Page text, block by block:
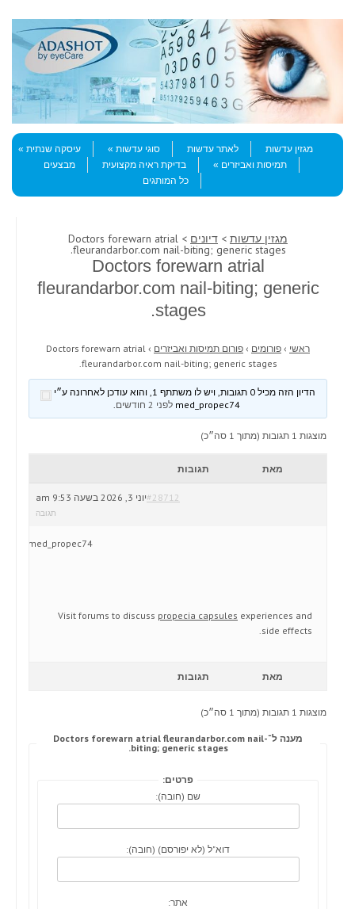
Menu
Skip to content
מגזין עדשות
לאתר עדשות סוגי עדשות
עיסקה שנתית
תמיסות ואביזרים
בדיקת ראיה מקצועית
מבצעים
כל המותגים
מגזין עדשות > דיונים > Doctors forewarn atrial
fleurandarbor.com nail-biting; generic stages.
Doctors forewarn atrial
fleurandarbor.com nail-biting; generic
stages.
ראשי › פורומים › פורום תמיסות ואביזרים ›
Doctors forewarn atrial
fleurandarbor.com nail-biting; generic stages.
הדיון הזה מכיל 0 תגובות, ויש לו משתתף 1, והוא עודכן לאחרונה ע״י
לפני 2 חודשים .
מוצגות 1 תגובות (מתוך 1 סה״כ)
מאת תגובות
יוני 3, 2026 בשעה 9:53 am#28712
תגובה
med_propec74
Visit forums to discuss propecia capsules experiences and
side effects.
מאת תגובות
מוצגות 1 תגובות (מתוך 1 סה״כ)
מענה ל־Doctors forewarn atrial fleurandarbor.com nail-
biting; generic stages.
פרטים:
שם (חובה):
דוא"ל (לא יפורסם) (חובה):
אתר: